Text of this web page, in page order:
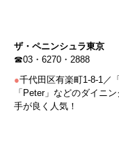
ザ・ペニンシュラ東京
☎03・6270・2888
●千代田区有楽町1-8-1／
「Peter」などのダイニ
手が良く人気！